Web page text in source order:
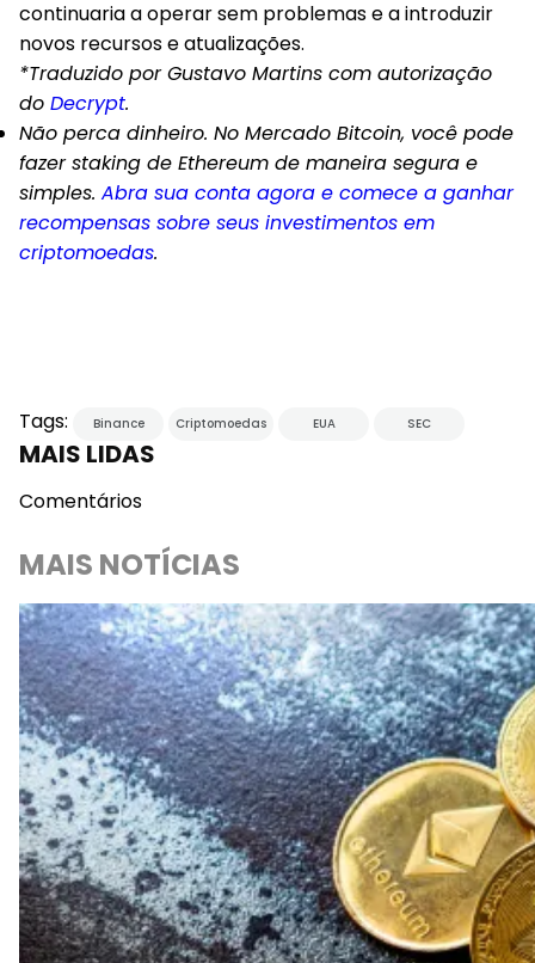
continuaria a operar sem problemas e a introduzir
novos recursos e atualizações.
*Traduzido por Gustavo Martins com autorização
do Decrypt.
Não perca dinheiro. No Mercado Bitcoin, você pode
fazer staking de Ethereum de maneira segura e
simples. Abra sua conta agora e comece a ganhar
recompensas sobre seus investimentos em
criptomoedas.
Tags: Binance Criptomoedas EUA SEC
MAIS LIDAS
Comentários
MAIS NOTÍCIAS